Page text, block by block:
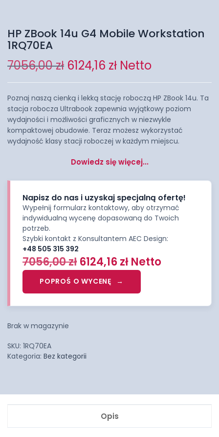
HP ZBook 14u G4 Mobile Workstation
1RQ70EA
7056,00zł 6124,16 zł Netto
Poznaj naszą cienką i lekką stację roboczą HP ZBook 14u. Ta
stacja robocza Ultrabook zapewnia wyjątkowy poziom
wydajności i możliwości graficznych w niezwykle
kompaktowej obudowie. Teraz możesz wykorzystać
wydajność klasy stacji roboczej w każdym miejscu.
Dowiedz się więcej...
Napisz do nas i uzyskaj specjalną ofertę!
Wypełnij formularz kontaktowy, aby otrzymać
indywidualną wycenę dopasowaną do Twoich
potrzeb.
Szybki kontakt z Konsultantem AEC Design:
+48 505 315 392
7056,00zł 6124,16zł Netto
POPROŚ O WYCENĘ
Brak w magazynie
SKU: 1RQ70EA
Kategoria: Bez kategorii
Opis